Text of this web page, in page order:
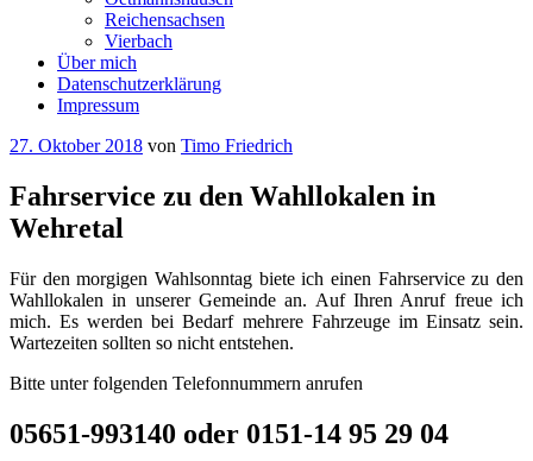
Reichensachsen
Vierbach
Über mich
Datenschutzerklärung
Impressum
Veröffentlicht
27. Oktober 2018 von Timo Friedrich
Fahrservice zu den Wahllokalen in
Wehretal
Für den morgigen Wahlsonntag biete ich einen Fahrservice zu den
Wahllokalen in unserer Gemeinde an. Auf Ihren Anruf freue ich
mich. Es werden bei Bedarf mehrere Fahrzeuge im Einsatz sein.
Wartezeiten sollten so nicht entstehen.
Bitte unter folgenden Telefonnummern anrufen
05651-993140 oder 0151-14 95 29 04